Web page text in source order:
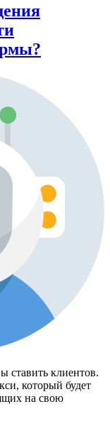
ставить клиентов.
который будет
на свою